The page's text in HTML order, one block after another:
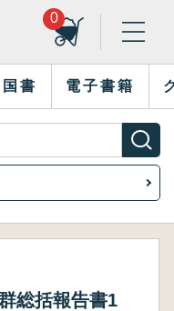
0
書 電子書籍
総括報告書1